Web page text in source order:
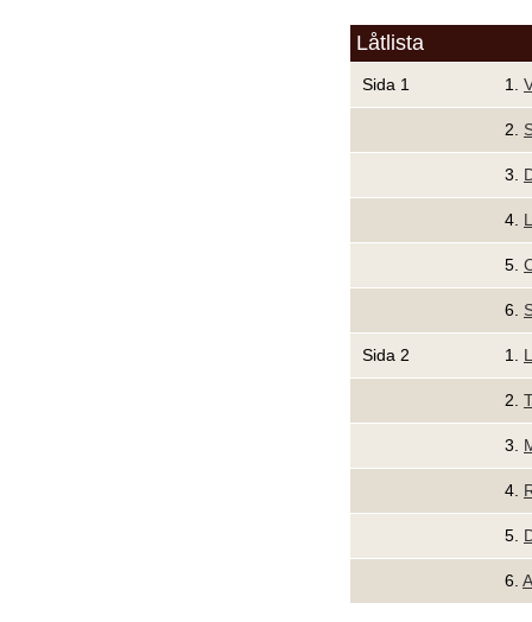
Låtlista
Sida 1 1.
2.
3.
4.
5.
6.
Sida 2 1.
2.
3.
4.
5.
6.